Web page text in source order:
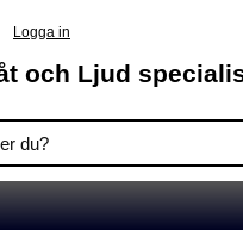
Logga in
och Ljud